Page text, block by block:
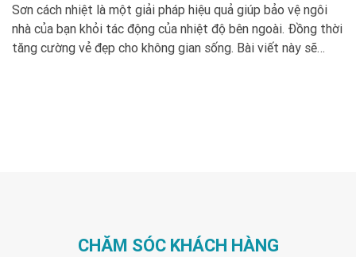
Sơn cách nhiệt là một giải pháp hiệu quả giúp bảo vệ ngôi
nhà của bạn khỏi tác động của nhiệt độ bên ngoài. Đồng thời
tăng cường vẻ đẹp cho không gian sống. Bài viết này sẽ
CHĂM SÓC KHÁCH HÀNG